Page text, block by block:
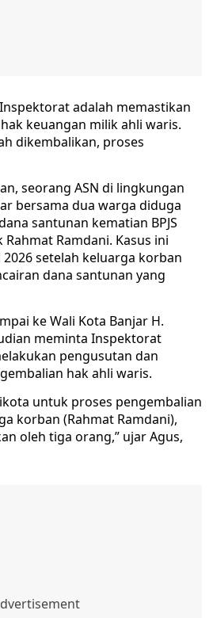
adalah memastikan
keuangan milik ahli waris.
dikembalikan, proses
seorang ASN di lingkungan
bersama dua warga diduga
santunan kematian BPJS
Ramdani. Kasus ini
setelah keluarga korban
dana santunan yang
ke Wali Kota Banjar H.
meminta Inspektorat
pengusutan dan
hak ahli waris.
untuk proses pengembalian
korban (Rahmat Ramdani),
oleh tiga orang,” ujar Agus,